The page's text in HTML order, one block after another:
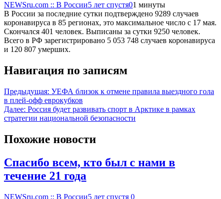
NEWSru.com :: В России5 лет спустя01 минуты
В России за последние сутки подтверждено 9289 случаев
коронавируса в 85 регионах, это максимальное число с 17 мая.
Скончался 401 человек. Выписаны за сутки 9250 человек.
Всего в РФ зарегистрировано 5 053 748 случаев коронавируса
и 120 807 умерших.
Навигация по записям
Предыдущая: УЕФА близок к отмене правила выездного гола
в плей-офф еврокубков
Далее: Россия будет развивать спорт в Арктике в рамках
стратегии национальной безопасности
Похожие новости
Спасибо всем, кто был с нами в
течение 21 года
NEWSru.com :: В России5 лет спустя 0